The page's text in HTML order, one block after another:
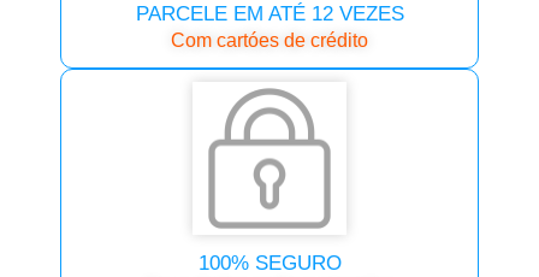
PARCELE EM ATÉ 12 VEZES
Com cartóes de crédito
100% SEGURO